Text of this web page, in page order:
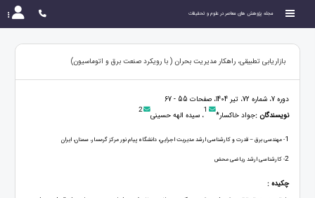
مجله پژوهش های معاصر در علوم و تحقیقات
بازاریابی تطبیقی، راهکار مدیریت بحران ( با رویکرد صنعت برق و اتوماسیون)
دوره 7، شماره 72، تیر 1404، صفحات 55 - 67
نویسندگان :جواد خاکسار* 1، سیده الهه حسینی 2
1- مهندسی برق – قدرت و کارشناسی ارشد مديريت اجرايي، دانشگاه پیام نور مرکز گرمسار، سمنان، ایران
2- كارشناسی ارشد ریاضی محض
چکیده :